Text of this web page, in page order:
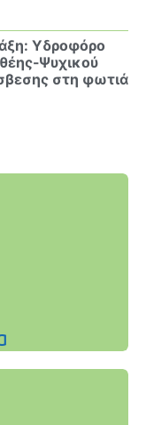
Υδροφόρο
Ψυχικού
στη φωτιά